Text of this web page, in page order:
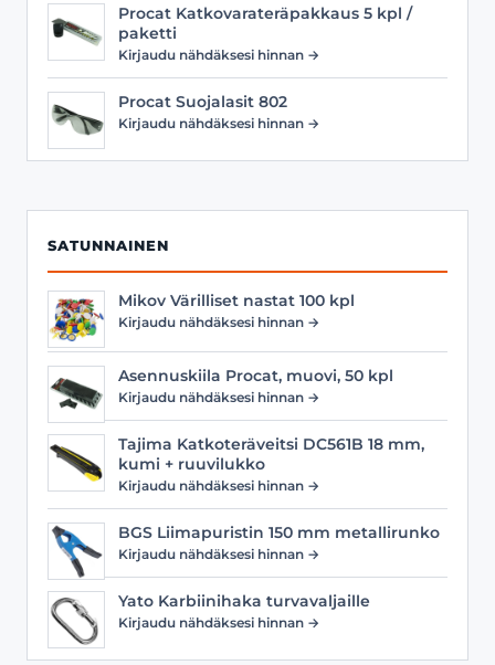
Procat Katkovarateräpakkaus 5 kpl /
paketti
Kirjaudu nähdäksesi hinnan →
Procat Suojalasit 802
Kirjaudu nähdäksesi hinnan →
SATUNNAINEN
Mikov Värilliset nastat 100 kpl
Kirjaudu nähdäksesi hinnan →
Asennuskiila Procat, muovi, 50 kpl
Kirjaudu nähdäksesi hinnan →
Tajima Katkoteräveitsi DC561B 18 mm,
kumi + ruuvilukko
Kirjaudu nähdäksesi hinnan →
BGS Liimapuristin 150 mm metallirunko
Kirjaudu nähdäksesi hinnan →
Yato Karbiinihaka turvavaljaille
Kirjaudu nähdäksesi hinnan →